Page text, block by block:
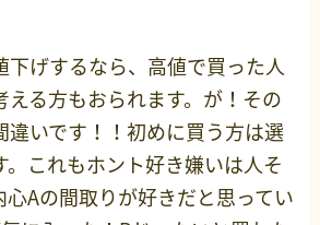
下げするなら、高値で買った人
える方もおられます。が！その
違いです！！初めに買う方は選
これもホント好き嫌いは人そ
Aの間取りが好きだと思ってい